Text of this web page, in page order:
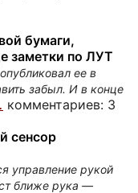
бумаги,
заметки по ЛУТ
ее в
забыл. И в конце
комментариев: 3
сенсор
управление рукой
ближе рука —